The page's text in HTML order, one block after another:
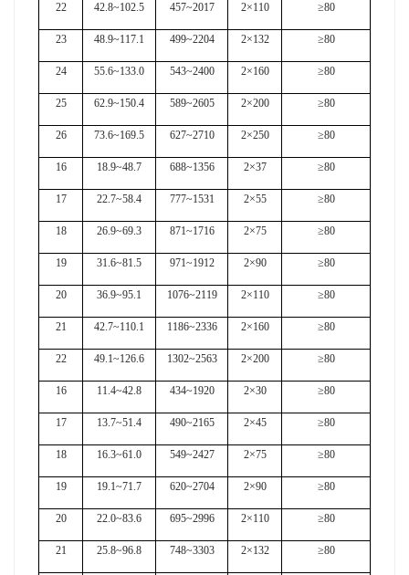
22 42.8~102.5 457~2017 2×110 ≥80
23 48.9~117.1 499~2204 2×132 ≥80
24 55.6~133.0 543~2400 2×160 ≥80
25 62.9~150.4 589~2605 2×200 ≥80
26 73.6~169.5 627~2710 2×250 ≥80
16 18.9~48.7 688~1356 2×37 ≥80
17 22.7~58.4 777~1531 2×55 ≥80
18 26.9~69.3 871~1716 2×75 ≥80
19 31.6~81.5 971~1912 2×90 ≥80
20 36.9~95.1 1076~2119 2×110 ≥80
21 42.7~110.1 1186~2336 2×160 ≥80
22 49.1~126.6 1302~2563 2×200 ≥80
16 11.4~42.8 434~1920 2×30 ≥80
17 13.7~51.4 490~2165 2×45 ≥80
18 16.3~61.0 549~2427 2×75 ≥80
19 19.1~71.7 620~2704 2×90 ≥80
20 22.0~83.6 695~2996 2×110 ≥80
21 25.8~96.8 748~3303 2×132 ≥80